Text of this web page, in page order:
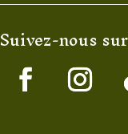
Suivez-nous